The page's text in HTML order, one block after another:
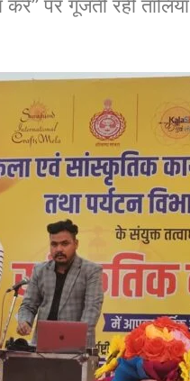
पर गूंजती रहीं तालियां